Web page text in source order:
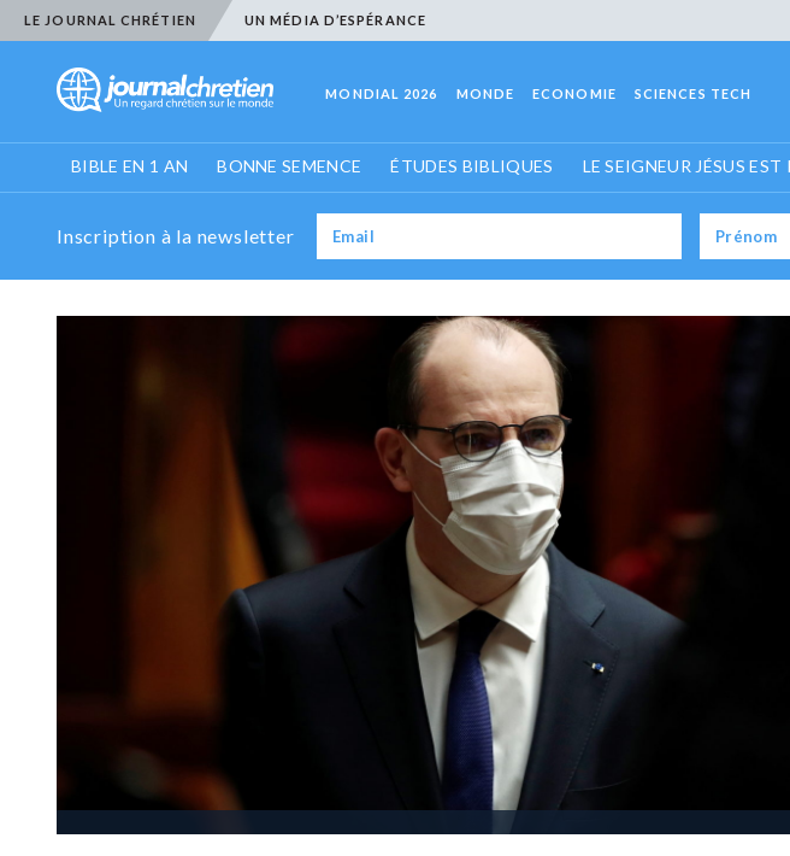
LE JOURNAL CHRÉTIEN UN MÉDIA D’ESPÉRANCE
MONDIAL 2026 MONDE ECONOMIE SCIENCES TECH
BIBLE EN 1 AN BONNE SEMENCE ÉTUDES BIBLIQUES LE SEIGNEUR JÉSUS EST
Inscription à la newsletter